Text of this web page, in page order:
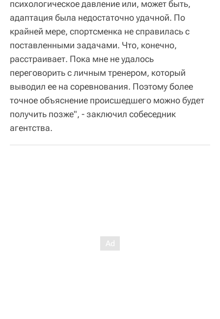
психологическое давление или, может быть,
адаптация была недостаточно удачной. По
крайней мере, спортсменка не справилась с
поставленными задачами. Что, конечно,
расстраивает. Пока мне не удалось
переговорить с личным тренером, который
выводил ее на соревнования. Поэтому более
точное объяснение происшедшего можно будет
получить позже", - заключил собеседник
агентства.